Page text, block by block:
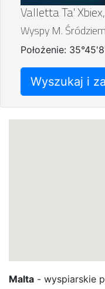
Valletta Ta'
Wyspy M.
Położenie:
Wyszukaj i
Malta - wyspiarskie